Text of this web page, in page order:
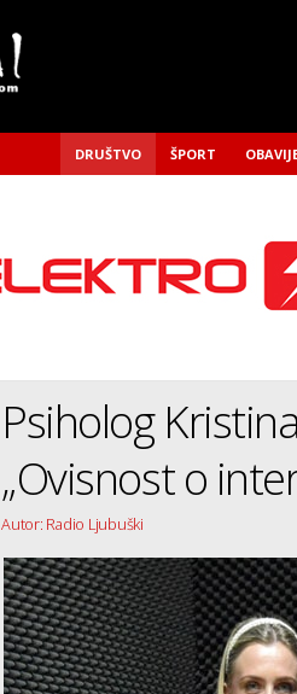
DRUŠTVO ŠPORT
Psiholog
„Ovisnost o
Autor: Radio Ljubuški